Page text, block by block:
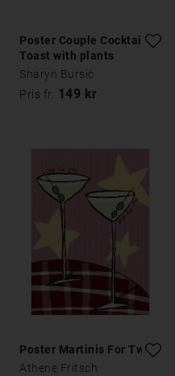
Poster Couple Cocktail
Toast with plants
Sharyn Bursic
Pris fr. 149 kr
Poster Martinis For Two
Athene Fritsch